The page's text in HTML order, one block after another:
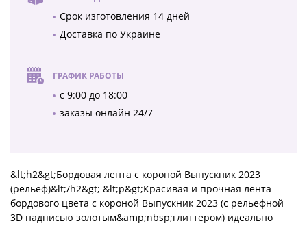
Срок изготовления 14 дней
Доставка по Украине
ГРАФИК РАБОТЫ
с 9:00 до 18:00
заказы онлайн 24/7
&lt;h2&gt;Бордовая лента с короной Выпускник 2023
(рельеф)&lt;/h2&gt; &lt;p&gt;Красивая и прочная лента
бордового цвета с короной Выпускник 2023 (с рельефной
3D надписью золотым&amp;nbsp;глиттером) идеально